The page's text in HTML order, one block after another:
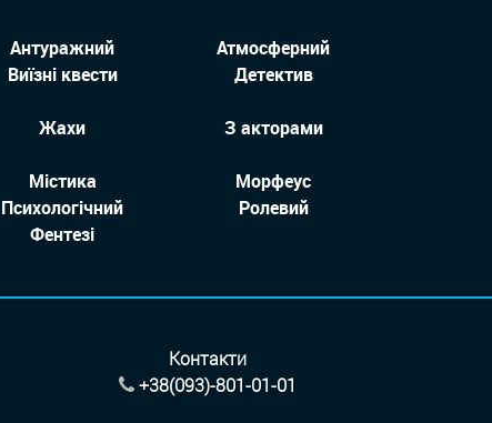
Антуражний
Атмосферний
Виїзні квести Детектив
Жахи З акторами
Містика
Морфеус
Психологічний
Ролевий
Фентезі
Контакти
+38(093)-801-01-01